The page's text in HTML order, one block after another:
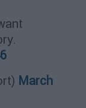
March